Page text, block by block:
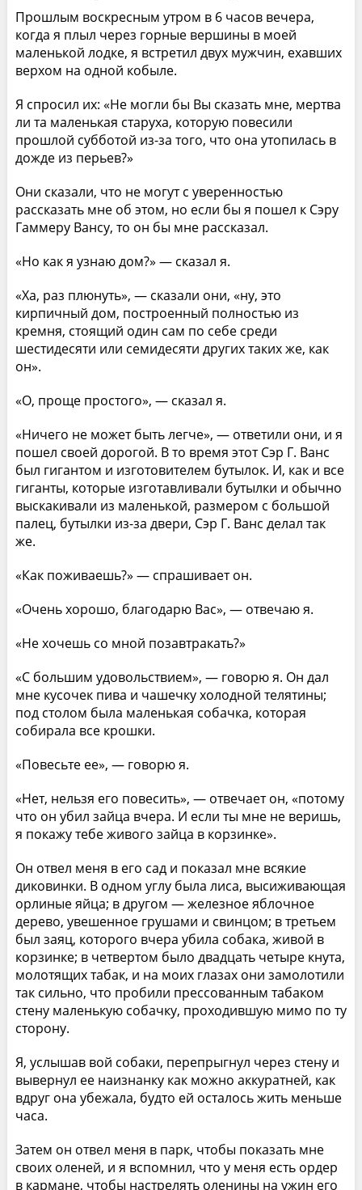
Прошлым воскресным утром в 6 часов вечера,
когда я плыл через горные вершины в моей
маленькой лодке, я встретил двух мужчин, ехавших
верхом на одной кобыле.
Я спросил их: «Не могли бы Вы сказать мне, мертва
ли та маленькая старуха, которую повесили
прошлой субботой из-за того, что она утопилась в
дожде из перьев?»
Они сказали, что не могут с уверенностью
рассказать мне об этом, но если бы я пошел к Сэру
Гаммеру Вансу, то он бы мне рассказал.
«Но как я узнаю дом?» — сказал я.
«Ха, раз плюнуть», — сказали они, «ну, это
кирпичный дом, построенный полностью из
кремня, стоящий один сам по себе среди
шестидесяти или семидесяти других таких же, как
он».
«О, проще простого», — сказал я.
«Ничего не может быть легче», — ответили они, и я
пошел своей дорогой. В то время этот Сэр Г. Ванс
был гигантом и изготовителем бутылок. И, как и все
гиганты, которые изготавливали бутылки и обычно
выскакивали из маленькой, размером с большой
палец, бутылки из-за двери, Сэр Г. Ванс делал так
же.
«Как поживаешь?» — спрашивает он.
«Очень хорошо, благодарю Вас», — отвечаю я.
«Не хочешь со мной позавтракать?»
«С большим удовольствием», — говорю я. Он дал
мне кусочек пива и чашечку холодной телятины;
под столом была маленькая собачка, которая
собирала все крошки.
«Повесьте ее», — говорю я.
«Нет, нельзя его повесить», — отвечает он, «потому
что он убил зайца вчера. И если ты мне не веришь,
я покажу тебе живого зайца в корзинке».
Он отвел меня в его сад и показал мне всякие
диковинки. В одном углу была лиса, высиживающая
орлиные яйца; в другом — железное яблочное
дерево, увешенное грушами и свинцом; в третьем
был заяц, которого вчера убила собака, живой в
корзинке; в четвертом было двадцать четыре кнута,
молотящих табак, и на моих глазах они замолотили
так сильно, что пробили прессованным табаком
стену маленькую собачку, проходившую мимо по ту
сторону.
Я, услышав вой собаки, перепрыгнул через стену и
вывернул ее наизнанку как можно аккуратней, как
вдруг она убежала, будто ей осталось жить меньше
часа.
Затем он отвел меня в парк, чтобы показать мне
своих оленей, и я вспомнил, что у меня есть ордер
в кармане, чтобы настрелять оленины на ужин его